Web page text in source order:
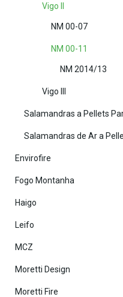
Vigo II
NM 00-07
NM 00-11
NM 2014/13
Vigo III
Salamandras a Pellets
Salamandras de Ar a
Envirofire
Fogo Montanha
Haigo
Leifo
MCZ
Moretti Design
Moretti Fire